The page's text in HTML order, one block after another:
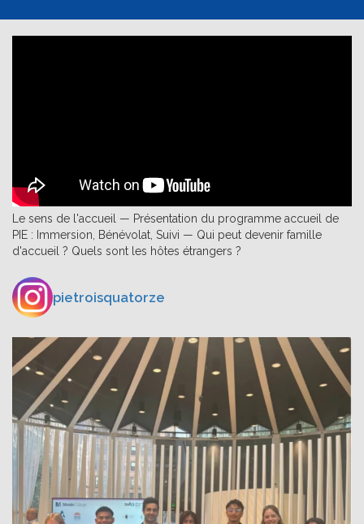
Le sens de l'accueil — Présentation du programme accueil de
PIE : Immersion, Bénévolat, Suivi — Qui peut devenir famille
d'accueil ? Quels sont les hôtes étrangers ?
pietroisquatorze